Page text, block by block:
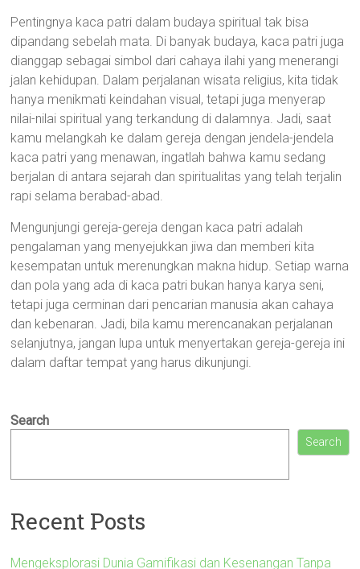
Pentingnya kaca patri dalam budaya spiritual tak bisa
dipandang sebelah mata. Di banyak budaya, kaca patri juga
dianggap sebagai simbol dari cahaya ilahi yang menerangi
jalan kehidupan. Dalam perjalanan wisata religius, kita tidak
hanya menikmati keindahan visual, tetapi juga menyerap
nilai-nilai spiritual yang terkandung di dalamnya. Jadi, saat
kamu melangkah ke dalam gereja dengan jendela-jendela
kaca patri yang menawan, ingatlah bahwa kamu sedang
berjalan di antara sejarah dan spiritualitas yang telah terjalin
rapi selama berabad-abad.
Mengunjungi gereja-gereja dengan kaca patri adalah
pengalaman yang menyejukkan jiwa dan memberi kita
kesempatan untuk merenungkan makna hidup. Setiap warna
dan pola yang ada di kaca patri bukan hanya karya seni,
tetapi juga cerminan dari pencarian manusia akan cahaya
dan kebenaran. Jadi, bila kamu merencanakan perjalanan
selanjutnya, jangan lupa untuk menyertakan gereja-gereja ini
dalam daftar tempat yang harus dikunjungi.
Search
Search
Recent Posts
Mengeksplorasi Dunia Gamifikasi dan Kesenangan Tanpa